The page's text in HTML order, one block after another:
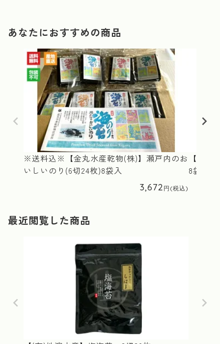
あなたにおすすめの商品
※送料込※【金丸水産乾物(株)】瀬戸内のお
いしいのり(6切24枚)8袋入
3,672
【(株)
8袋入
最近閲覧した商品